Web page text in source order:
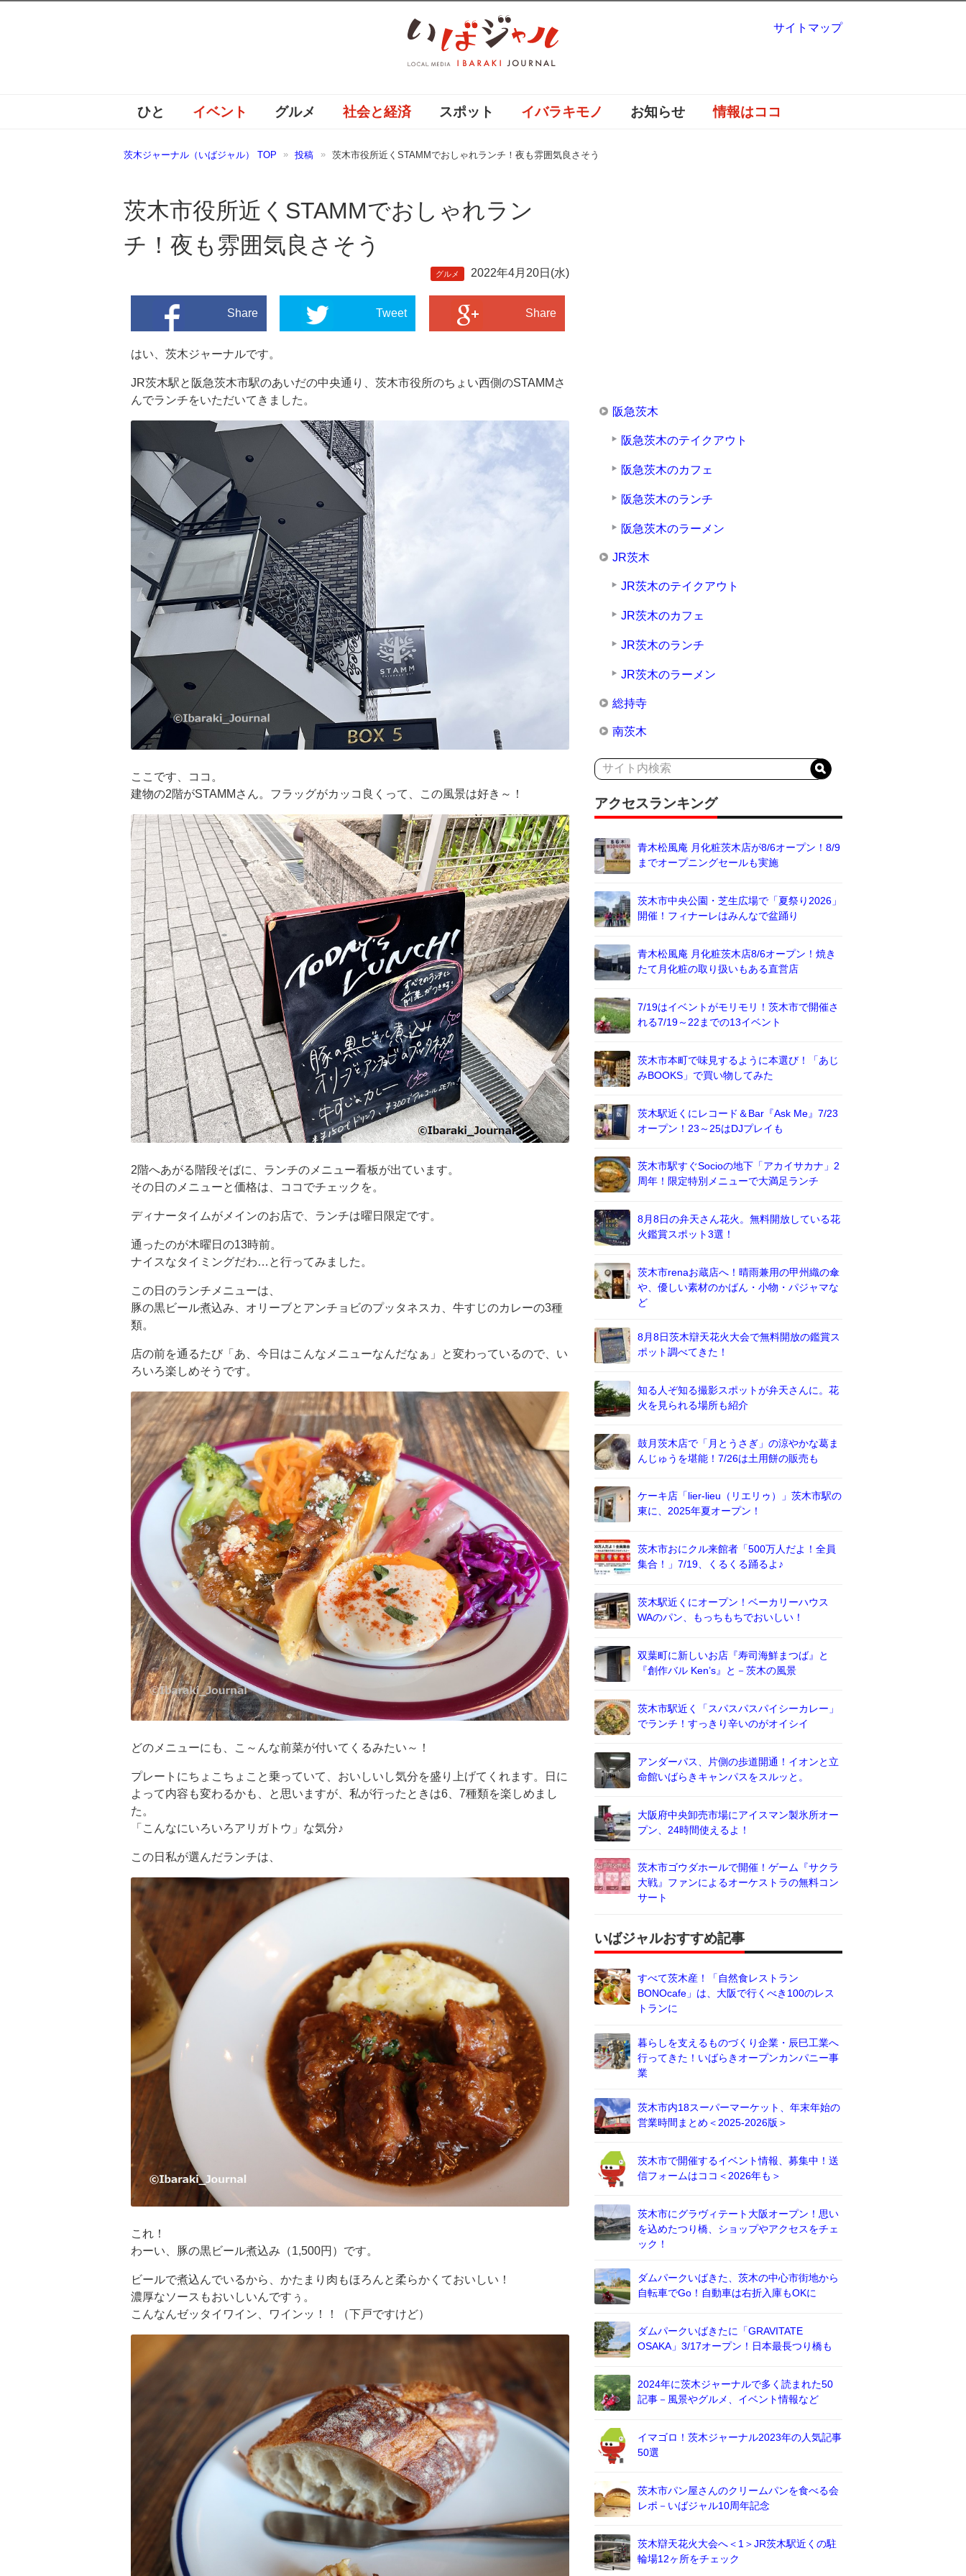
ひと イベント グルメ 社会と経済 スポット イバラキモノ お知らせ 情報はココ
茨木ジャーナル（いばジャル） TOP 投稿 茨木市役所近くSTAMMでおしゃれランチ！夜も雰囲気良さそう
茨木市役所近くSTAMMでおしゃれラン
チ！夜も雰囲気良さそう
グルメ 2022年4月20日(水)
Share Tweet Share
はい、茨木ジャーナルです。
JR茨木駅と阪急茨木市駅のあいだの中央通り、茨木市役所のちょい西側のSTAMMさ
んでランチをいただいてきました。
ここです、ココ。
建物の2階がSTAMMさん。フラッグがカッコ良くって、この風景は好き～！
2階へあがる階段そばに、ランチのメニュー看板が出ています。
その日のメニューと価格は、ココでチェックを。
ディナータイムがメインのお店で、ランチは曜日限定です。
通ったのが木曜日の13時前。
ナイスなタイミングだわ…と行ってみました。
この日のランチメニューは、
豚の黒ビール煮込み、オリーブとアンチョビのプッタネスカ、牛すじのカレーの3種
類。
店の前を通るたび「あ、今日はこんなメニューなんだなぁ」と変わっているので、い
ろいろ楽しめそうです。
どのメニューにも、こ～んな前菜が付いてくるみたい～！
プレートにちょこちょこと乗っていて、おいしいし気分を盛り上げてくれます。日に
よって内容も変わるかも、と思いますが、私が行ったときは6、7種類を楽しめまし
た。
「こんなにいろいろアリガトウ」な気分♪
この日私が選んだランチは、
これ！
わーい、豚の黒ビール煮込み（1,500円）です。
ビールで煮込んでいるから、かたまり肉もほろんと柔らかくておいしい！
濃厚なソースもおいしいんですぅ。
こんなんゼッタイワイン、ワインッ！！（下戸ですけど）
阪急茨木
阪急茨木のテイクアウト
阪急茨木のカフェ
阪急茨木のランチ
阪急茨木のラーメン
JR茨木
JR茨木のテイクアウト
JR茨木のカフェ
JR茨木のランチ
JR茨木のラーメン
総持寺
南茨木
アクセスランキング
青木松風庵 月化粧茨木店が8/6オープン！8/9
までオープニングセールも実施
茨木市中央公園・芝生広場で「夏祭り2026」
開催！フィナーレはみんなで盆踊り
青木松風庵 月化粧茨木店8/6オープン！焼き
たて月化粧の取り扱いもある直営店
7/19はイベントがモリモリ！茨木市で開催さ
れる7/19～22までの13イベント
茨木市本町で味見するように本選び！「あじ
みBOOKS」で買い物してみた
茨木駅近くにレコード＆Bar『Ask Me』7/23
オープン！23～25はDJプレイも
茨木市駅すぐSocioの地下「アカイサカナ」2
周年！限定特別メニューで大満足ランチ
8月8日の弁天さん花火。無料開放している花
火鑑賞スポット3選！
茨木市renaお蔵店へ！晴雨兼用の甲州織の傘
や、優しい素材のかばん・小物・パジャマな
ど
8月8日茨木辯天花火大会で無料開放の鑑賞ス
ポット調べてきた！
知る人ぞ知る撮影スポットが弁天さんに。花
火を見られる場所も紹介
鼓月茨木店で「月とうさぎ」の涼やかな葛ま
んじゅうを堪能！7/26は土用餅の販売も
ケーキ店「lier-lieu（リエリゥ）」茨木市駅の
東に、2025年夏オープン！
茨木市おにクル来館者「500万人だよ！全員
集合！」7/19、くるくる踊るよ♪
茨木駅近くにオープン！ベーカリーハウス
WAのパン、もっちもちでおいしい！
双葉町に新しいお店『寿司海鮮まつば』と
『創作バル Ken’s』と－茨木の風景
茨木市駅近く「スパスパスパイシーカレー」
でランチ！すっきり辛いのがオイシイ
アンダーパス、片側の歩道開通！イオンと立
命館いばらきキャンパスをスルッと。
大阪府中央卸売市場にアイスマン製氷所オー
プン、24時間使えるよ！
茨木市ゴウダホールで開催！ゲーム『サクラ
大戦』ファンによるオーケストラの無料コン
サート
いばジャルおすすめ記事
すべて茨木産！「自然食レストラン
BONOcafe」は、大阪で行くべき100のレス
トランに
暮らしを支えるものづくり企業・辰巳工業へ
行ってきた！いばらきオープンカンパニー事
業
茨木市内18スーパーマーケット、年末年始の
営業時間まとめ＜2025-2026版＞
茨木市で開催するイベント情報、募集中！送
信フォームはココ＜2026年も＞
茨木市にグラヴィテート大阪オープン！思い
を込めたつり橋、ショップやアクセスをチェ
ック！
ダムパークいばきた、茨木の中心市街地から
自転車でGo！自動車は右折入庫もOKに
ダムパークいばきたに「GRAVITATE
OSAKA」3/17オープン！日本最長つり橋も
2024年に茨木ジャーナルで多く読まれた50
記事－風景やグルメ、イベント情報など
イマゴロ！茨木ジャーナル2023年の人気記事
50選
茨木市パン屋さんのクリームパンを食べる会
レポ－いばジャル10周年記念
茨木辯天花火大会へ＜1＞JR茨木駅近くの駐
輪場12ヶ所をチェック
サイトマップ